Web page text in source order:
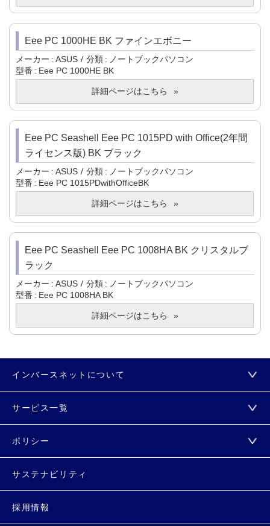
Eee PC 1000HE BK ファインエボニー
メーカー ASUS 分類
ノートブックパソコン
型番
Eee PC 1000HE BK
詳細ページはこちら
Eee PC Seashell Eee PC 1015PD with Office(2年間
ライセンス版) BK ブラック
メーカー ASUS 分類
ノートブックパソコン
型番
Eee PC 1015PDwithOfficeBK
詳細ページはこちら
Eee PC Seashell Eee PC 1008HA BK クリスタルブ
ラック
メーカー ASUS 分類
ノートブックパソコン
型番
Eee PC 1008HA BK
詳細ページはこちら
インバースネットについて
サービス一覧
ポリシー
サステナビリティ
採用情報